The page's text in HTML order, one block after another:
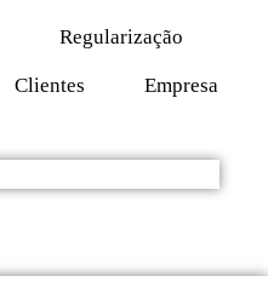
Regularização
Clientes Empresa